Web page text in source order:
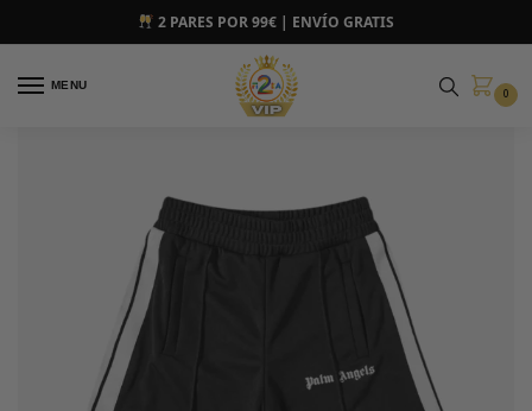
2 PARES POR 99€ | ENVÍO GRATIS
MENU
0